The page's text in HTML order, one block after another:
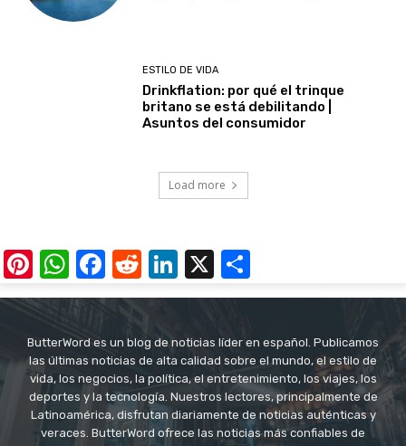
ESTILO DE VIDA
Drinkflation: por qué el trinque
britano se está debilitando |
Asuntos del consumidor
Load more
Pinterest
WhatsApp
Facebook
RedditLinkedIn
X
ButterWord es un blog de noticias líder en español. Publicamos
las últimas noticias de alta calidad sobre el mundo, el estilo de
vida, los negocios, la política, el entretenimiento, los viajes, los
deportes y la tecnología. Nuestros lectores, principalmente de
Latinoamérica, disfrutan diariamente de noticias auténticas y
veraces. ButterWord ofrece las noticias más confiables de